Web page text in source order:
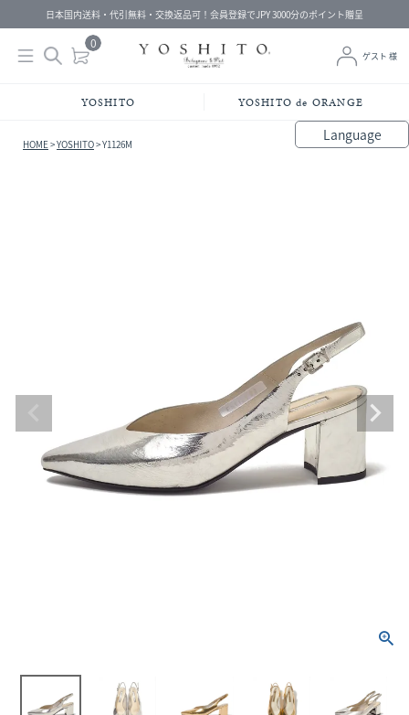
日本国内送料・代引無料・交換返品可！会員登録でJPY 3000分のポイント贈呈
0
ゲスト 様
YOSHITO YOSHITO de ORANGE
Language
HOME YOSHITO Y1126M